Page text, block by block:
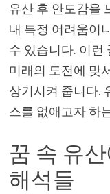
유산 후 안도감을
내 특정 어려움이
수 있습니다. 이런
미래의 도전에 맞
상기시켜 줍니다.
스를 없애고자 하
꿈 속 유
해석들